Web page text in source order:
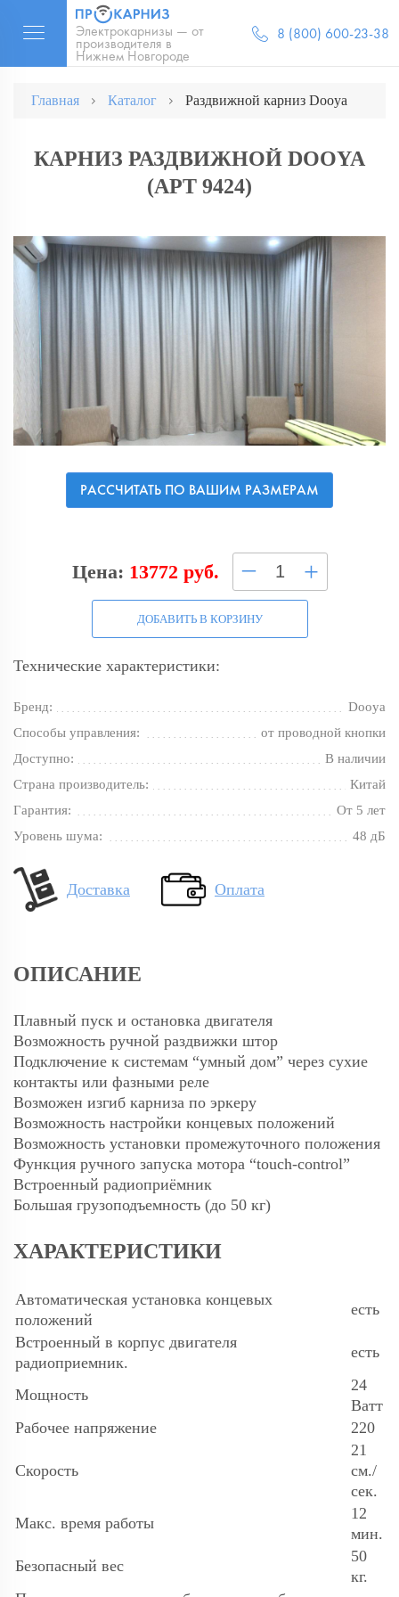
Электрокарнизы — от
производителя в
Нижнем Новгороде
8 (800) 600-23-38
Главная Каталог Раздвижной карниз Dooya
КАРНИЗ РАЗДВИЖНОЙ DOOYA
(АРТ 9424)
РАССЧИТАТЬ ПО ВАШИМ РАЗМЕРАМ
Цена: 13772 руб. – +
ДОБАВИТЬ В КОРЗИНУ
Технические характеристики:
Бренд:
Dooya
Способы управления:
от проводной кнопки
Доступно:
В наличии
Страна производитель:
Китай
Гарантия:
От 5 лет
Уровень шума:
48 дБ
Доставка Оплата
ОПИСАНИЕ
Плавный пуск и остановка двигателя
Возможность ручной раздвижки штор
Подключение к системам “умный дом” через сухие
контакты или фазными реле
Возможен изгиб карниза по эркеру
Возможность настройки концевых положений
Возможность установки промежуточного положения
Функция ручного запуска мотора “touch-control”
Встроенный радиоприёмник
Большая грузоподъемность (до 50 кг)
ХАРАКТЕРИСТИКИ
Автоматическая установка концевых
положений
есть
Встроенный в корпус двигателя
радиоприемник.
есть
Мощность
24
Ватт
Рабочее напряжение
220
Скорость
21
см./
сек.
Макс. время работы
12
мин.
Безопасный вес
50
кг.